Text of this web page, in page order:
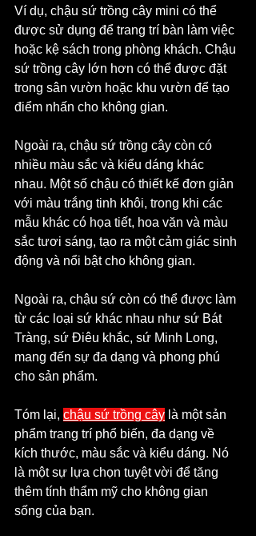
Ví dụ, chậu sứ trồng cây mini có thể
được sử dụng để trang trí bàn làm việc
hoặc kệ sách trong phòng khách. Chậu
sứ trồng cây lớn hơn có thể được đặt
trong sân vườn hoặc khu vườn để tạo
điểm nhấn cho không gian.
Ngoài ra, chậu sứ trồng cây còn có
nhiều màu sắc và kiểu dáng khác
nhau. Một số chậu có thiết kế đơn giản
với màu trắng tinh khôi, trong khi các
mẫu khác có họa tiết, hoa văn và màu
sắc tươi sáng, tạo ra một cảm giác sinh
động và nổi bật cho không gian.
Ngoài ra, chậu sứ còn có thể được làm
từ các loại sứ khác nhau như sứ Bát
Tràng, sứ Điêu khắc, sứ Minh Long,
mang đến sự đa dạng và phong phú
cho sản phẩm.
Tóm lại, chậu sứ trồng cây là một sản
phẩm trang trí phổ biến, đa dạng về
kích thước, màu sắc và kiểu dáng. Nó
là một sự lựa chọn tuyệt vời để tăng
thêm tính thẩm mỹ cho không gian
sống của bạn.